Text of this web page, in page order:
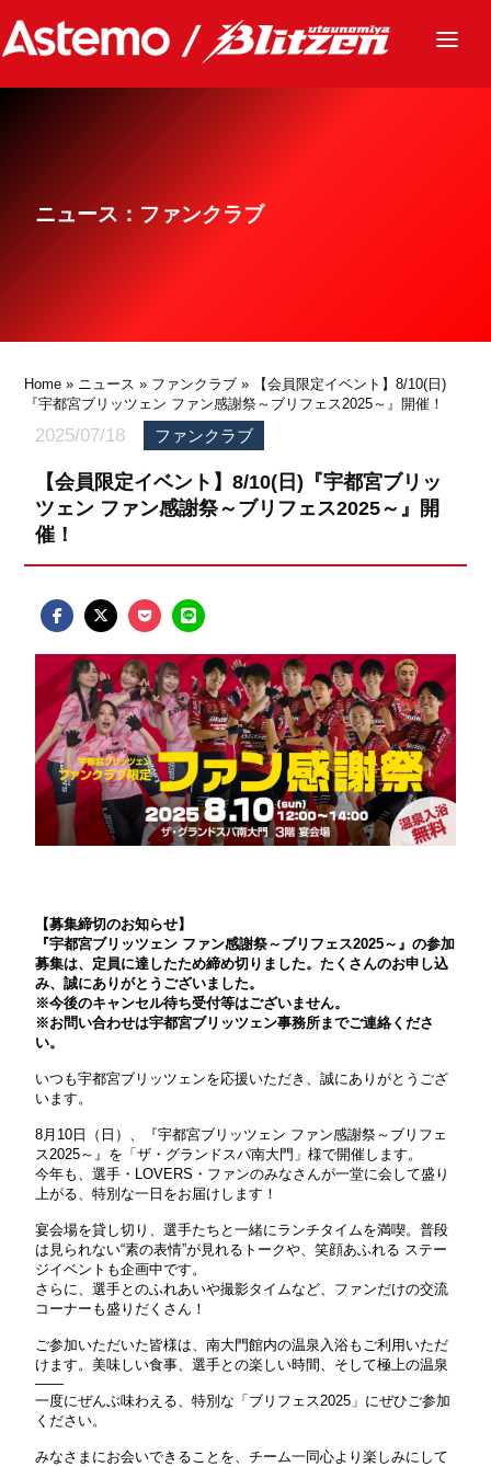
ニュース
グッズ
ニュース：ファンクラブ
Home » ニュース » ファンクラブ » 【会員限定イベント】8/10(日)
『宇都宮ブリッツェン ファン感謝祭～ブリフェス2025～』開催！
2025/07/18 ファンクラブ
【会員限定イベント】8/10(日)『宇都宮ブリッ
ツェン ファン感謝祭～ブリフェス2025～』開
催！
【募集締切のお知らせ】
『宇都宮ブリッツェン ファン感謝祭～ブリフェス2025～』の参加
募集は、定員に達したため締め切りました。たくさんのお申し込
み、誠にありがとうございました。
※今後のキャンセル待ち受付等はございません。
※お問い合わせは宇都宮ブリッツェン事務所までご連絡くださ
い。
いつも宇都宮ブリッツェンを応援いただき、誠にありがとうござ
います。
8月10日（日）、『宇都宮ブリッツェン ファン感謝祭～ブリフェ
ス2025～』を「ザ・グランドスパ南大門」様で開催します。
今年も、選手・LOVERS・ファンのみなさんが一堂に会して盛り
上がる、特別な一日をお届けします！
宴会場を貸し切り、選手たちと一緒にランチタイムを満喫。普段
は見られない“素の表情”が見れるトークや、笑顔あふれる ステー
ジイベントも企画中です。
さらに、選手とのふれあいや撮影タイムなど、ファンだけの交流
コーナーも盛りだくさん！
ご参加いただいた皆様は、南大門館内の温泉入浴もご利用いただ
けます。美味しい食事、選手との楽しい時間、そして極上の温泉
——
一度にぜんぶ味わえる、特別な「ブリフェス2025」にぜひご参加
ください。
みなさまにお会いできることを、チーム一同心より楽しみにして